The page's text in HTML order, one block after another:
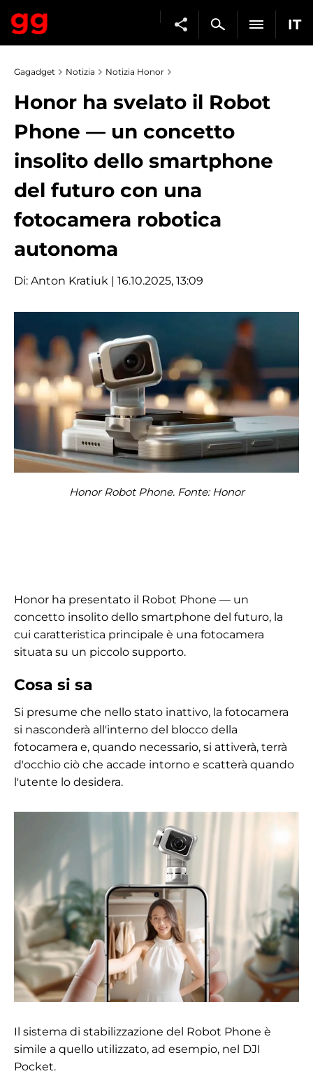
IT
Gagadget Notizia Notizia Honor
Honor ha svelato il Robot
Phone — un concetto
insolito dello smartphone
del futuro con una
fotocamera robotica
autonoma
Di: Anton Kratiuk | 16.10.2025, 13:09
Honor Robot Phone. Fonte: Honor
Honor ha presentato il Robot Phone — un
concetto insolito dello smartphone del futuro, la
cui caratteristica principale è una fotocamera
situata su un piccolo supporto.
Cosa si sa
Si presume che nello stato inattivo, la fotocamera
si nasconderà all'interno del blocco della
fotocamera e, quando necessario, si attiverà, terrà
d'occhio ciò che accade intorno e scatterà quando
l'utente lo desidera.
Il sistema di stabilizzazione del Robot Phone è
simile a quello utilizzato, ad esempio, nel DJI
Pocket.